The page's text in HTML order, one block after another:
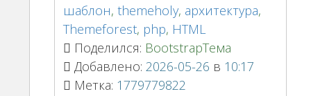
шаблон, themeholy, архитектура,
Themeforest, php, HTML
Поделился: BootstrapТема
Добавлено: 2026-05-26 в 10:17
Метка: 1779779822